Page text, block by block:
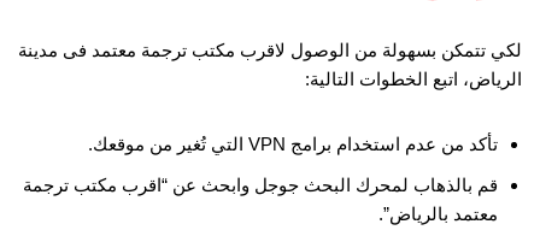
لكي تتمكن بسهولة من الوصول لاقرب مكتب ترجمة معتمد فى مدينة
الرياض، اتبع الخطوات التالية:
تأكد من عدم استخدام برامج VPN التي تُغير من موقعك.
قم بالذهاب لمحرك البحث جوجل وابحث عن “اقرب مكتب ترجمة
معتمد بالرياض”.